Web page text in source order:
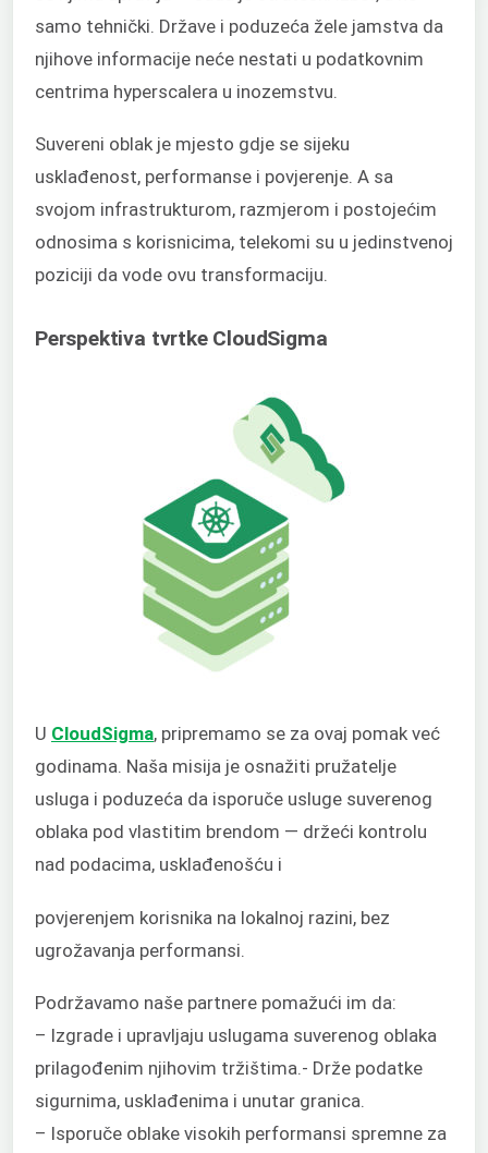
samo tehnički. Države i poduzeća žele jamstva da
njihove informacije neće nestati u podatkovnim
centrima hyperscalera u inozemstvu.
Suvereni oblak je mjesto gdje se sijeku
usklađenost, performanse i povjerenje. A sa
svojom infrastrukturom, razmjerom i postojećim
odnosima s korisnicima, telekomi su u jedinstvenoj
poziciji da vode ovu transformaciju.
Perspektiva tvrtke CloudSigma
U CloudSigma, pripremamo se za ovaj pomak već
godinama. Naša misija je osnažiti pružatelje
usluga i poduzeća da isporuče usluge suverenog
oblaka pod vlastitim brendom — držeći kontrolu
nad podacima, usklađenošću i
povjerenjem korisnika na lokalnoj razini, bez
ugrožavanja performansi.
Podržavamo naše partnere pomažući im da:
– Izgrade i upravljaju uslugama suverenog oblaka
prilagođenim njihovim tržištima.- Drže podatke
sigurnima, usklađenima i unutar granica.
– Isporuče oblake visokih performansi spremne za